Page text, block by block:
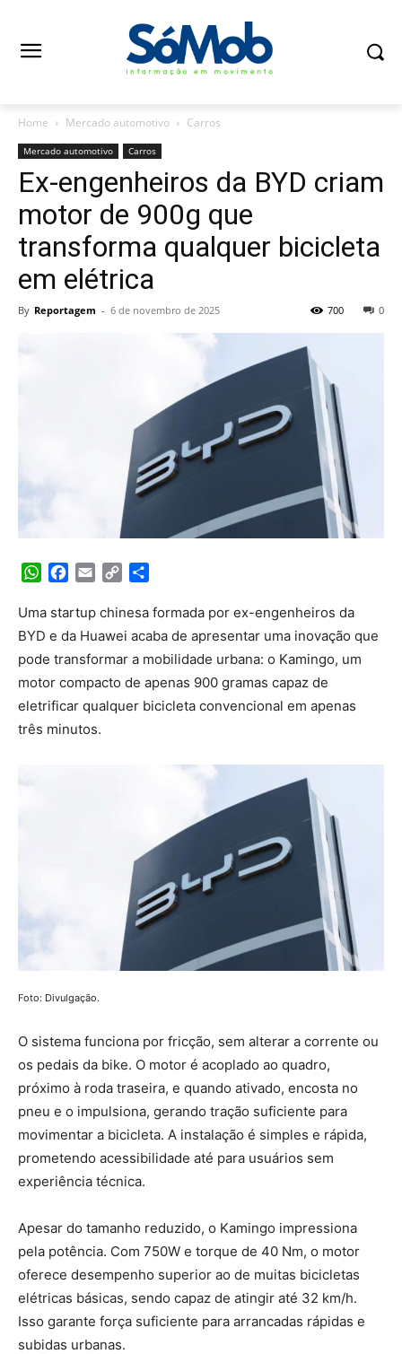
Home Mercado automotivo Carros
Mercado automotivo Carros
Ex-engenheiros da BYD criam
motor de 900g que
transforma qualquer bicicleta
em elétrica
By Reportagem - 6 de novembro de 2025 0
700
WhatsApp
Facebook
Email Copy
Uma startup chinesa formada por ex-engenheiros da
BYD e da Huawei acaba de apresentar uma inovação que
pode transformar a mobilidade urbana: o Kamingo, um
motor compacto de apenas 900 gramas capaz de
eletrificar qualquer bicicleta convencional em apenas
três minutos.
Foto: Divulgação.
O sistema funciona por fricção, sem alterar a corrente ou
os pedais da bike. O motor é acoplado ao quadro,
próximo à roda traseira, e quando ativado, encosta no
pneu e o impulsiona, gerando tração suficiente para
movimentar a bicicleta. A instalação é simples e rápida,
prometendo acessibilidade até para usuários sem
experiência técnica.
Apesar do tamanho reduzido, o Kamingo impressiona
pela potência. Com 750W e torque de 40 Nm, o motor
oferece desempenho superior ao de muitas bicicletas
elétricas básicas, sendo capaz de atingir até 32 km/h.
Isso garante força suficiente para arrancadas rápidas e
subidas urbanas.